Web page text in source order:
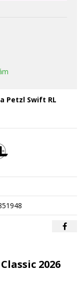
Petzl Swift RL
2026